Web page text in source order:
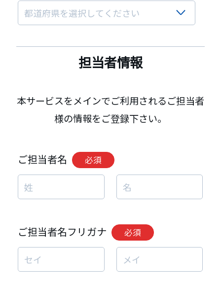
担当者情報
本サービスをメインでご利用されるご担当者
様の情報をご登録下さい。
ご担当者名 必須
ご担当者名フリガナ 必須